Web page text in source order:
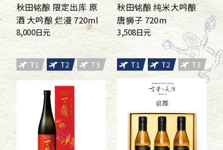
秋田铭酿 限定出库 原
酒 大吟酿 烂漫 720ml
8,000日元
秋田铭酿 纯米大吟酿
唐狮子 720m
3,508日元